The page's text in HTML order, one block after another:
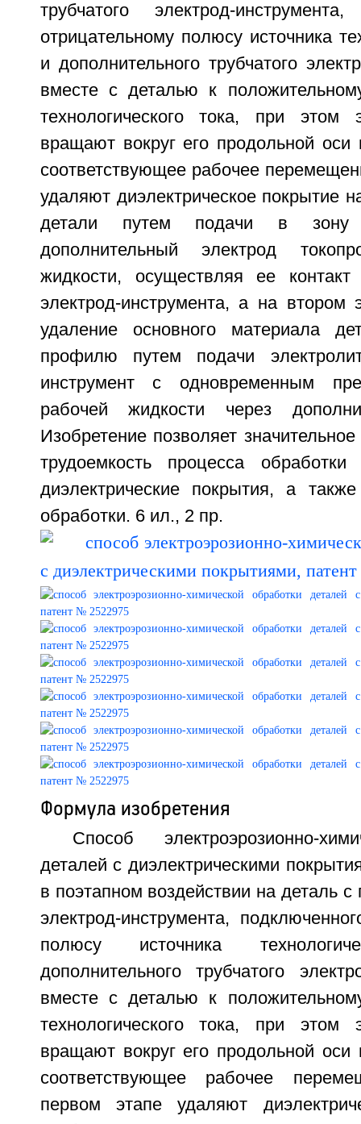
трубчатого электрод-
отрицательному полюсу источника
и дополнительного трубчатого
вместе с деталью к
технологического тока, при этом
вращают вокруг его продольной
соответствующее рабочее
удаляют диэлектрическое покрытие
детали путем подачи в зону
дополнительный электрод
жидкости, осуществляя ее
электрод-инструмента, а на втором
удаление основного материала
профилю путем подачи
инструмент с одновременным
рабочей жидкости через
Изобретение позволяет
трудоемкость процесса
диэлектрические покрытия, а
обработки. 6 ил., 2 пр.
Формула изобретения
Способ электроэрозионно-
деталей с диэлектрическими
в поэтапном воздействии на деталь
электрод-инструмента,
полюсу источника
дополнительного трубчатого
вместе с деталью к
технологического тока, при этом
вращают вокруг его продольной
соответствующее рабочее
первом этапе удаляют